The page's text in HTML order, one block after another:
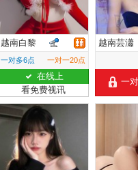
越南白黎
一对多6点 一对一20点
在线上
看免费视讯
越南芸瀟
一